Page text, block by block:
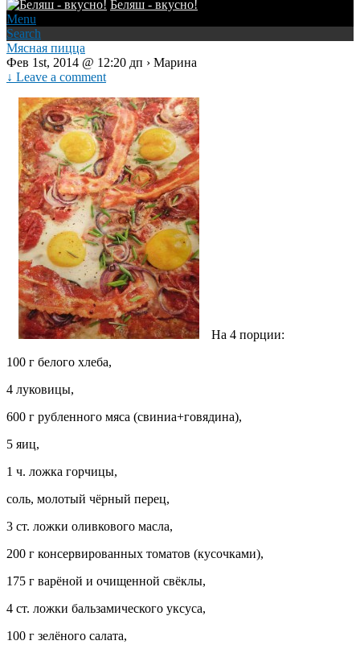
Беляш - вкусно!
Menu
Search
Мясная пицца
Фев 1st, 2014 @ 12:20 дп › Марина
↓ Leave a comment
На 4 порции:
100 г белого хлеба,
4 луковицы,
600 г рубленного мяса (свиниа+говядина),
5 яиц,
1 ч. ложка горчицы,
соль, молотый чёрный перец,
3 ст. ложки оливкового масла,
200 г консервированных томатов (кусочками),
175 г варёной и очищенной свёклы,
4 ст. ложки бальзамического уксуса,
100 г зелёного салата,